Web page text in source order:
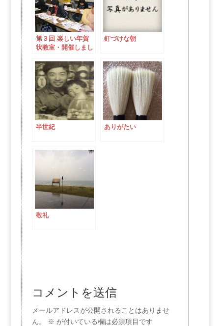
第３回 楽しい年賀
状教室・開催しまし
釘づけな朝
半世紀 ありがたい
敬礼
コメントを送信
メールアドレスが公開されることはありませ
ん。
※ が付いている欄は必須項目です